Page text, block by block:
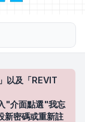
以及「REVIT
"介面點選"我忘
新密碼或重新註